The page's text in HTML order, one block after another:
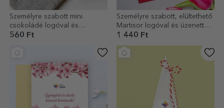
Személyre szabott mini
csokoládé logóval és
szöveggel - Gyönyörű tavasz
560 Ft
Személyre szabott, elültethető
Martisor logóval és üzenettel –
Kellemes tavaszt kívánunk!
1 440 Ft